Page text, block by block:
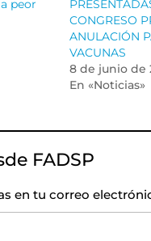
peor
CONGRESO
ANULACIÓN
VACUNAS
8 de junio de
En «Noticias»
FADSP
en tu correo